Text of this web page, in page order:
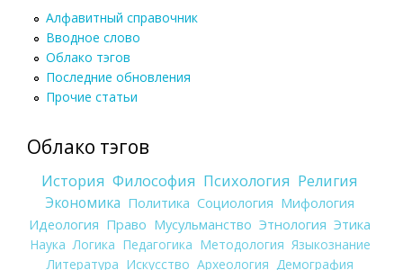
Алфавитный справочник
Вводное слово
Облако тэгов
Последние обновления
Прочие статьи
Облако тэгов
История Философия Психология Религия
Экономика Политика Социология Мифология
Идеология Право Мусульманство Этнология Этика
Наука Логика Педагогика Методология Языкознание
Литература Искусство Археология Демография